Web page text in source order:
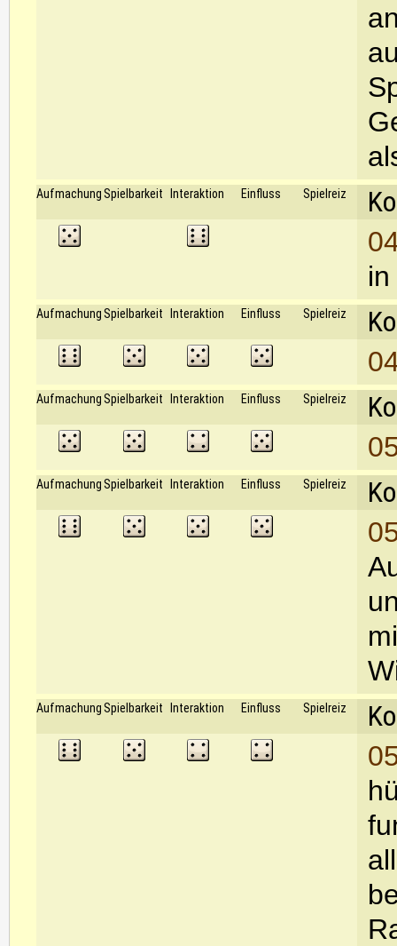
Aufmachung Spielbarkeit Interaktion Einfluss Spielreiz
Aufmachung Spielbarkeit Interaktion Einfluss Spielreiz
Aufmachung Spielbarkeit Interaktion Einfluss Spielreiz
Aufmachung Spielbarkeit Interaktion Einfluss Spielreiz
Aufmachung Spielbarkeit Interaktion Einfluss Spielreiz